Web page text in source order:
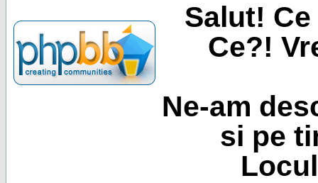
Salut!
Ce?!
Ne-am
si pe